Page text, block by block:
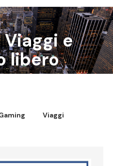
e
libero
qui:
Viaggi